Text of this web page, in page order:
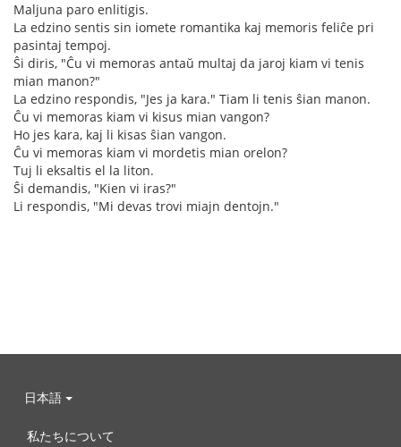
Maljuna paro enlitigis.
La edzino sentis sin iomete romantika kaj memoris feliĉe pri
pasintaj tempoj.
Ŝi diris, "Ĉu vi memoras antaŭ multaj da jaroj kiam vi tenis
mian manon?"
La edzino respondis, "Jes ja kara." Tiam li tenis ŝian manon.
Ĉu vi memoras kiam vi kisus mian vangon?
Ho jes kara, kaj li kisas ŝian vangon.
Ĉu vi memoras kiam vi mordetis mian orelon?
Tuj li eksaltis el la liton.
Ŝi demandis, "Kien vi iras?"
Li respondis, "Mi devas trovi miajn dentojn."
日本語
私たちについて